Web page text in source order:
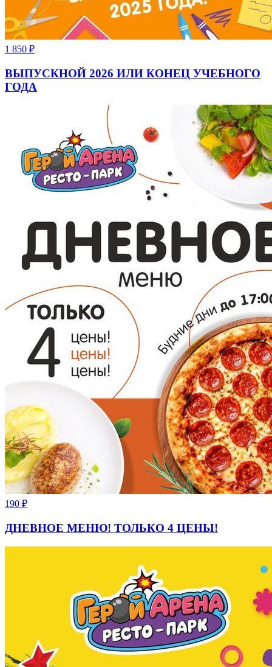
1 850 ₽
ВЫПУСКНОЙ 2026 ИЛИ КОНЕЦ УЧЕБНОГО
ГОДА
190 ₽
ДНЕВНОЕ МЕНЮ! ТОЛЬКО 4 ЦЕНЫ!